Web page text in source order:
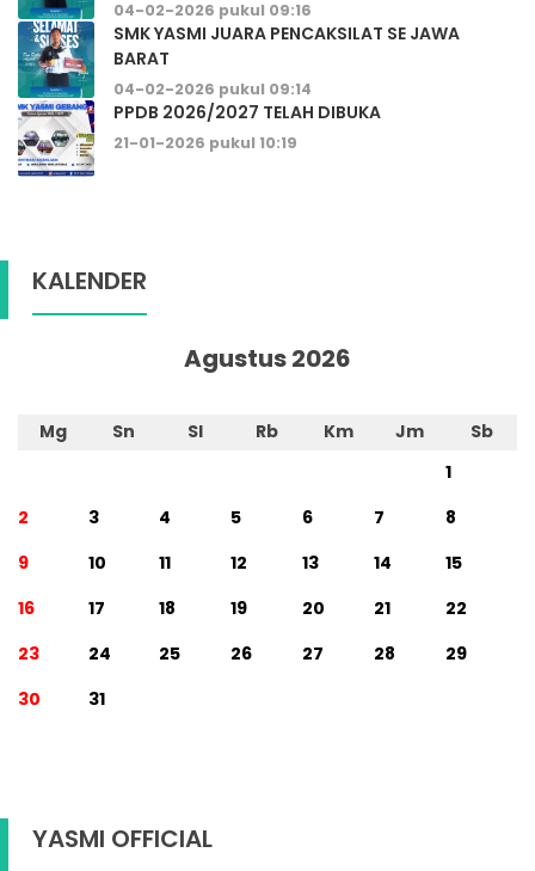
04-02-2026 pukul 09:16
SMK YASMI JUARA PENCAKSILAT SE JAWA
BARAT
04-02-2026 pukul 09:14
PPDB 2026/2027 TELAH DIBUKA
21-01-2026 pukul 10:19
KALENDER
Agustus 2026
Mg Sn Sl Rb Km Jm
Sb
1
2
3 4 5 6 7
8
9
10 11 12 13 14
15
16
17 18 19 20 21
22
23
24 25 26 27 28
29
30
31
YASMI OFFICIAL